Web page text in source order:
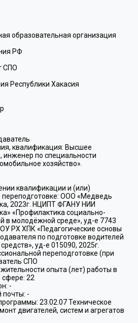
образовательная организация
РФ
СПО
Республики Хакасия
квалификация: Высшее
инженер по специальности
хозяйство».
квалификации и (или)
ООО «Медведь
2023г. НЦИПТ ФГАНУ НИИ
«Профилактика социально-
в молодёжной среде», уд-е 7743
РХ ХПК «Педагогические основы
по подготовке водителей
уд-е 015090, 2025г.
переподготовке (при
СПО
опыта (лет) работы в
сфере: 22
-
почты: -
23.02.07 Техническое
двигателей, систем и агрегатов